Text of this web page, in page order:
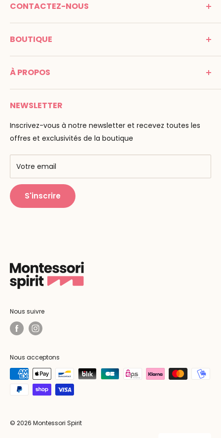
CONTACTEZ-NOUS
MONTESSORI SPIRIT
Promenade Jean Dalba
Tél : 05 53 61 21 26
Email :info@montessori-spirit.com
BOUTIQUE
C G V
Mentions légales
Paiement
Livraison
F.A.Q
À PROPOS
Montessori Spirit
Maria Montessori
La pédagogie
Nos marques
Centres de formation
Public Montessori
NEWSLETTER
Inscrivez-vous à notre newsletter et recevez toutes les
offres et exclusivités de la boutique
Votre email
S'inscrire
Nous suivre
Nous acceptons
© 2026 Montessori Spirit